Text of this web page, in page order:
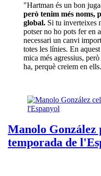
"Hartman és un bon
però tenim més noms,
global. Si tu inverteixes
potser no ho pots fer en
necessari un canvi
totes les línies. En
mica més agressius,
ha, perquè creiem en ells.